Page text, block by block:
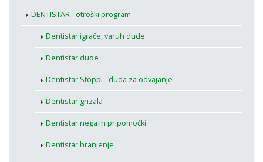
DENTISTAR - otroški program
Dentistar igrače, varuh dude
Dentistar dude
Dentistar Stoppi - duda za odvajanje
Dentistar grizala
Dentistar nega in pripomočki
Dentistar hranjenje